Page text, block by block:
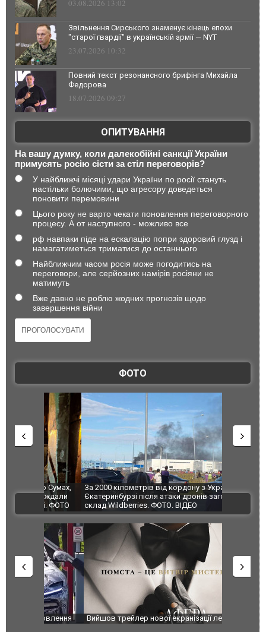
03.08.2026 13:02
Звільнення Сирського знаменує кінець епохи
"старої гвардії" в українській армії — NYT
23.07.2026 10:32
Повний текст резонансного брифінга Михайла
Федорова
18.07.2026 09:27
ОПИТУВАННЯ
На вашу думку, коли далекобійні санкції України
примусять росію сісти за стіл переговорів?
У найближчі місяці удари України по росії стануть
настільки болючими, що агресору доведеться
поновити перемовини
Цього року не варто чекати поновлення переговорного
процесу. А от наступного - можливо все
рф навпаки піде на ескалацію попри здоровий глузд і
намагатиметься триматися до останнього
Найближчим часом росія може погодитись на
переговори, але серйозних намірів росіяни не
матимуть
Вже давно не роблю жодних прогнозів щодо
завершення війни
ФОТО
За 2000 кілометрів від кордону з Україною: в
Єкатеринбурзі після атаки дронів загорівся
склад Wildberries. ФОТО. ВІДЕО
"Мої
ВІДЕО
Вийшов трейлер нової екранізації легендарного